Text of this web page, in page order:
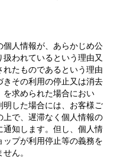
個人情報が、あらかじめ公
われているという理由又
たものであるという理由
きその利用の停止又は消去
を求められた場合におい
した場合には、お客様ご
で、遅滞なく個人情報の
知します。但し、個人情
プが利用停止等の義務を
ん。